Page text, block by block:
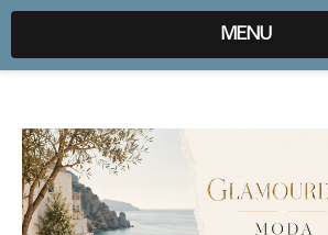
expr:lang=it;data:blog.locale
MENU